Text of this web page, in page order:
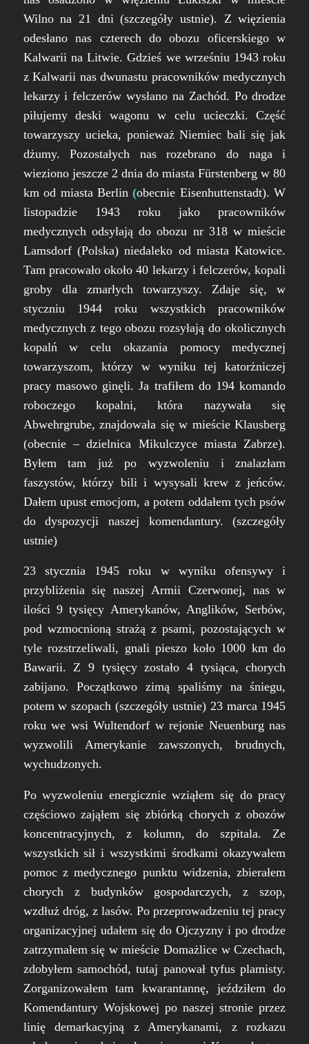
Wilno na 21 dni (szczegóły ustnie). Z więzienia
odesłano nas czterech do obozu oficerskiego w
Kalwarii na Litwie. Gdzieś we wrześniu 1943 roku
z Kalwarii nas dwunastu pracowników medycznych
lekarzy i felczerów wysłano na Zachód. Po drodze
piłujemy deski wagonu w celu ucieczki. Część
towarzyszy ucieka, ponieważ Niemiec bali się jak
dżumy. Pozostałych nas rozebrano do naga i
wieziono jeszcze 2 dnia do miasta Fürstenberg w 80
km od miasta Berlin(obecnie Eisenhuttenstadt). W
listopadzie 1943 roku jako pracowników
medycznych odsyłają do obozu nr 318 w mieście
Lamsdorf (Polska) niedaleko od miasta Katowice.
Tam pracowało około 40 lekarzy i felczerów, kopali
groby dla zmarłych towarzyszy. Zdaje się, w
styczniu 1944 roku wszystkich pracowników
medycznych z tego obozu rozsyłają do okolicznych
kopalń w celu okazania pomocy medycznej
towarzyszom, którzy w wyniku tej katorżniczej
pracy masowo ginęli. Ja trafiłem do 194 komando
roboczego kopalni, która nazywała się
Abwehrgrube, znajdowała się w mieście Klausberg
(obecnie – dzielnica Mikulczyce miasta Zabrze).
Byłem tam już po wyzwoleniu i znalazłam
faszystów, którzy bili i wysysali krew z jeńców.
Dałem upust emocjom, a potem oddałem tych psów
do dyspozycji naszej komendantury. (szczegóły
ustnie)
23 stycznia 1945 roku w wyniku ofensywy i
przybliżenia się naszej Armii Czerwonej, nas w
ilości 9 tysięcy Amerykanów, Anglików, Serbów,
pod wzmocnioną strażą z psami, pozostających w
tyle rozstrzeliwali, gnali pieszo koło 1000 km do
Bawarii. Z 9 tysięcy zostało 4 tysiąca, chorych
zabijano. Początkowo zimą spaliśmy na śniegu,
potem w szopach (szczegóły ustnie) 23 marca 1945
roku we wsi Wultendorf w rejonie Neuenburg nas
wyzwolili Amerykanie zawszonych, brudnych,
wychudzonych.
Po wyzwoleniu energicznie wziąłem się do pracy
częściowo zająłem się zbiórką chorych z obozów
koncentracyjnych, z kolumn, do szpitala. Ze
wszystkich sił i wszystkimi środkami okazywałem
pomoc z medycznego punktu widzenia, zbierałem
chorych z budynków gospodarczych, z szop,
wzdłuż dróg, z lasów. Po przeprowadzeniu tej pracy
organizacyjnej udałem się do Ojczyzny i po drodze
zatrzymałem się w mieście Domażlice w Czechach,
zdobyłem samochód, tutaj panował tyfus plamisty.
Zorganizowałem tam kwarantannę, jeździłem do
Komendantury Wojskowej po naszej stronie przez
linię demarkacyjną z Amerykanami, z rozkazu